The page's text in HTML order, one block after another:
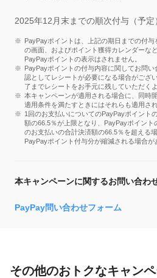
2025年12月末までの順次付与（予定
PayPayポイントは、上記の期日までの付
の画面、およびポイント獲得カレンダーな
PayPayポイントの表示はされません。
PayPayポイントの付与内容に関してお問
認としてレシートが必要になる場合がござ
了までレシートをお手元に残していただく
本キャンペーンが適用される場合に、同時
適用条件を満たすときにはそれらも適用され
1回のお支払いについてのPayPayポイント
額の66.5％が上限となり、PayPayポイン
のお支払いの合計決済額の66.5％を超える
PayPayポイント付与分が縮減される場合が
本キャンペーンに関するお問い合わ
PayPay問い合わせフォーム
その他のおトクなキャン